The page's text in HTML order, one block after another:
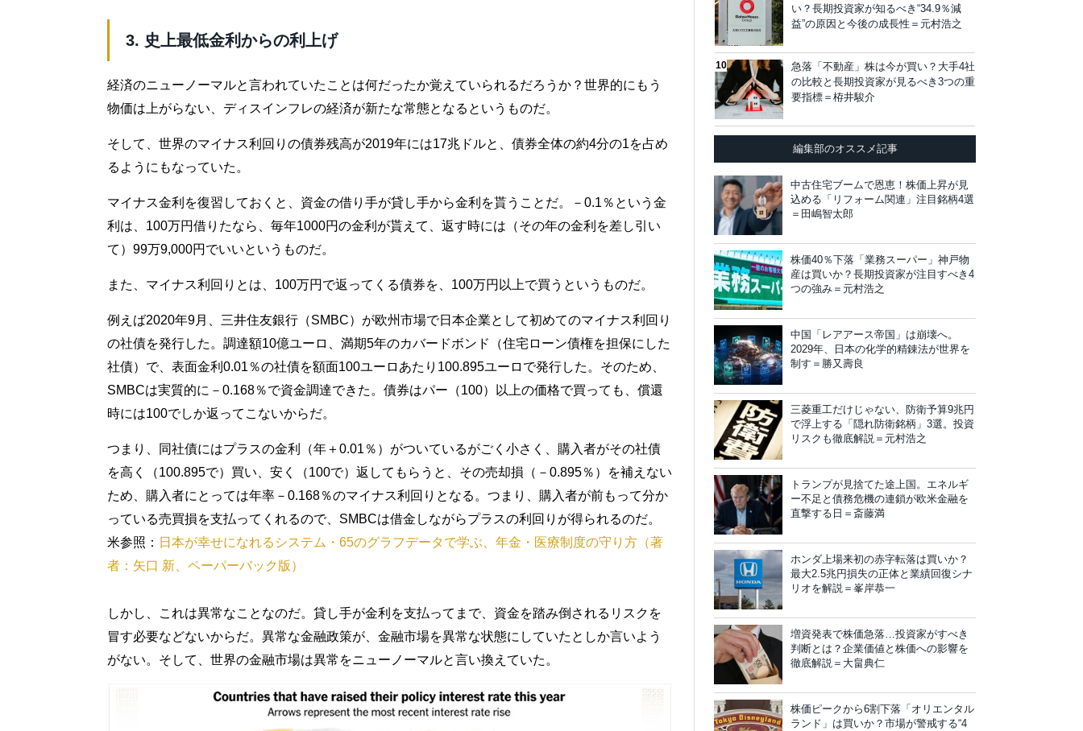
3. 史上最低金利からの利上げ
経済のニューノーマルと言われていたことは何だったか覚えていられるだろうか？世界的にもう
物価は上がらない、ディスインフレの経済が新たな常態となるというものだ。
そして、世界のマイナス利回りの債券残高が2019年には17兆ドルと、債券全体の約4分の1を占め
るようにもなっていた。
マイナス金利を復習しておくと、資金の借り手が貸し手から金利を貰うことだ。－0.1％という金
利は、100万円借りたなら、毎年1000円の金利が貰えて、返す時には（その年の金利を差し引い
て）99万9,000円でいいというものだ。
また、マイナス利回りとは、100万円で返ってくる債券を、100万円以上で買うというものだ。
例えば2020年9月、三井住友銀行（SMBC）が欧州市場で日本企業として初めてのマイナス利回り
の社債を発行した。調達額10億ユーロ、満期5年のカバードボンド（住宅ローン債権を担保にした
社債）で、表面金利0.01％の社債を額面100ユーロあたり100.895ユーロで発行した。そのため、
SMBCは実質的に－0.168％で資金調達できた。債券はパー（100）以上の価格で買っても、償還
時には100でしか返ってこないからだ。
つまり、同社債にはプラスの金利（年＋0.01％）がついているがごく小さく、購入者がその社債
を高く（100.895で）買い、安く（100で）返してもらうと、その売却損（－0.895％）を補えない
ため、購入者にとっては年率－0.168％のマイナス利回りとなる。つまり、購入者が前もって分か
っている売買損を支払ってくれるので、SMBCは借金しながらプラスの利回りが得られるのだ。
米参照： 日本が幸せになれるシステム・65のグラフデータで学ぶ、年金・医療制度の守り方（著
者：矢口 新、ペーパーバック版）
しかし、これは異常なことなのだ。貸し手が金利を支払ってまで、資金を踏み倒されるリスクを
冒す必要などないからだ。異常な金融政策が、金融市場を異常な状態にしていたとしか言いよう
がない。そして、世界の金融市場は異常をニューノーマルと言い換えていた。
い？長期投資家が知るべき“34.9％減
益”の原因と今後の成長性＝元村浩之
急落「不動産」株は今が買い？大手4社
の比較と長期投資家が見るべき3つの重
要指標＝栫井駿介
編集部のオススメ記事
中古住宅ブームで恩恵！株価上昇が見
込める「リフォーム関連」注目銘柄4選
＝田嶋智太郎
株価40％下落「業務スーパー」神戸物
産は買いか？長期投資家が注目すべき4
つの強み＝元村浩之
中国「レアアース帝国」は崩壊へ。
2029年、日本の化学的精錬法が世界を
制す＝勝又壽良
三菱重工だけじゃない、防衛予算9兆円
で浮上する「隠れ防衛銘柄」3選。投資
リスクも徹底解説＝元村浩之
トランプが見捨てた途上国。エネルギ
ー不足と債務危機の連鎖が欧米金融を
直撃する日＝斎藤満
ホンダ上場来初の赤字転落は買いか？
最大2.5兆円損失の正体と業績回復シナ
リオを解説＝峯岸恭一
増資発表で株価急落…投資家がすべき
判断とは？企業価値と株価への影響を
徹底解説＝大畠典仁
株価ピークから6割下落「オリエンタル
ランド」は買いか？市場が警戒する“4